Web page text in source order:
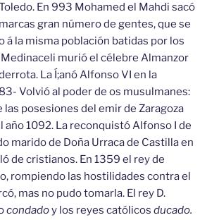
En 993 Mohamed el Mahdi sacó
gran número de gentes, que se
á la misma población batidas por los
murió el célebre Almanzor
La Í;anó Alfonso VI en la
Volvió al poder de os musulmanes:
posesiones del emir de Zaragoza
año 1092. La reconquistó Alfonso I de
marido de Doña Urraca de Castilla en
de cristianos. En 1359 el rey de
rompiendo las hostilidades contra el
mas no pudo tomarla. El rey D.
condadoy los reyes católicos ducado.